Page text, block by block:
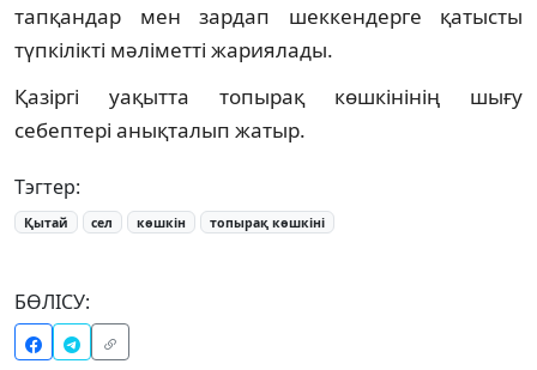
тапқандар мен зардап шеккендерге қатысты
түпкілікті мәліметті жариялады.
Қазіргі уақытта топырақ көшкінінің шығу
себептері анықталып жатыр.
Тэгтер:
Қытай сел көшкін топырақ көшкіні
БӨЛІСУ: